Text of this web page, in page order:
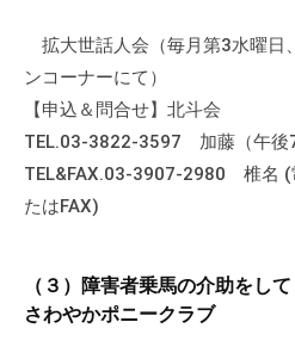
し
・
講
座
の
、
会
拡大世話人会（毎月第3水曜日
ンコーナーにて）
【申込＆問合せ】北斗会
TEL.03-3822-3597 加藤（午後
TEL&FAX.03-3907-2980 椎名 (
たはFAX)
（３）障害者乗馬の介助をし
さわやかポニークラブ